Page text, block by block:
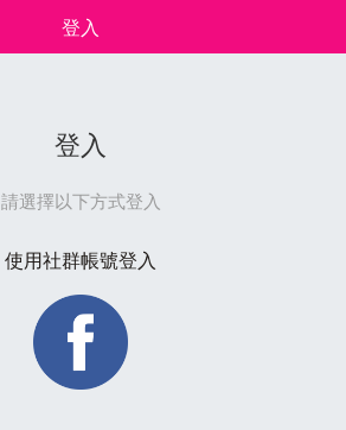
登入
登入
請選擇以下方式登入
使用社群帳號登入